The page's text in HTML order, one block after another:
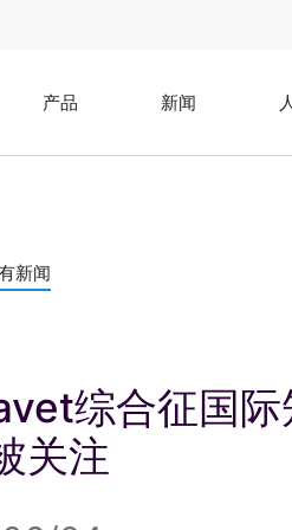
产品 新闻
新闻
综合征国
关注